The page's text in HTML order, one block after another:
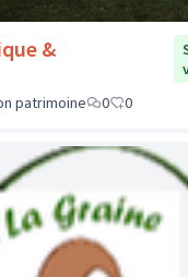
&
patrimoine
0 0